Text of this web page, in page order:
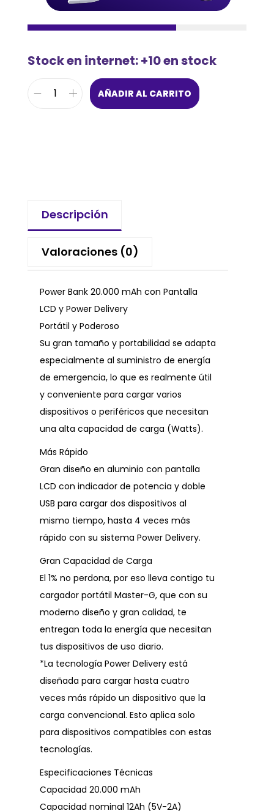
Stock en internet: +10 en stock
AÑADIR AL CARRITO
Descripción
Valoraciones (0)
Power Bank 20.000 mAh con Pantalla
LCD y Power Delivery
Portátil y Poderoso
Su gran tamaño y portabilidad se adapta
especialmente al suministro de energía
de emergencia, lo que es realmente útil
y conveniente para cargar varios
dispositivos o periféricos que necesitan
una alta capacidad de carga (Watts).
Más Rápido
Gran diseño en aluminio con pantalla
LCD con indicador de potencia y doble
USB para cargar dos dispositivos al
mismo tiempo, hasta 4 veces más
rápido con su sistema Power Delivery.
Gran Capacidad de Carga
El 1% no perdona, por eso lleva contigo tu
cargador portátil Master-G, que con su
moderno diseño y gran calidad, te
entregan toda la energía que necesitan
tus dispositivos de uso diario.
*La tecnología Power Delivery está
diseñada para cargar hasta cuatro
veces más rápido un dispositivo que la
carga convencional. Esto aplica solo
para dispositivos compatibles con estas
tecnologías.
Especificaciones Técnicas
Capacidad 20.000 mAh
Capacidad nominal 12Ah (5V-2A)